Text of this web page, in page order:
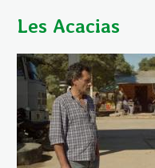
Les Acacias